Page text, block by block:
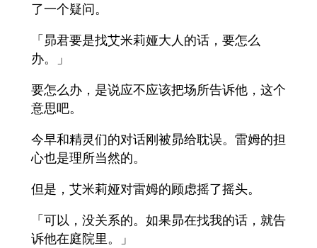
了一个疑问。
「昴君要是找艾米莉娅大人的话，要怎么
办。」
要怎么办，是说应不应该把场所告诉他，这个
意思吧。
今早和精灵们的对话刚被昴给耽误。雷姆的担
心也是理所当然的。
但是，艾米莉娅对雷姆的顾虑摇了摇头。
「可以，没关系的。如果昴在找我的话，就告
诉他在庭院里。」